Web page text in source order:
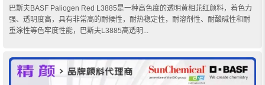
巴斯夫BASF Paliogen Red L3885是一种高色度的透明黄相苝红颜料，着色力
强、透明度高，具有非常高的耐候性，耐热稳定性，耐溶剂性、耐酸碱性和耐
重涂性等色牢度性能，巴斯夫L3885高透明...